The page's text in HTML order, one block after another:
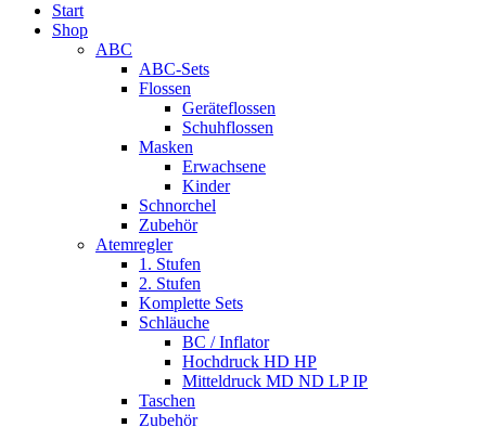
Start
Shop
ABC
ABC-Sets
Flossen
Geräteflossen
Schuhflossen
Masken
Erwachsene
Kinder
Schnorchel
Zubehör
Atemregler
1. Stufen
2. Stufen
Komplette Sets
Schläuche
BC / Inflator
Hochdruck HD HP
Mitteldruck MD ND LP IP
Taschen
Zubehör